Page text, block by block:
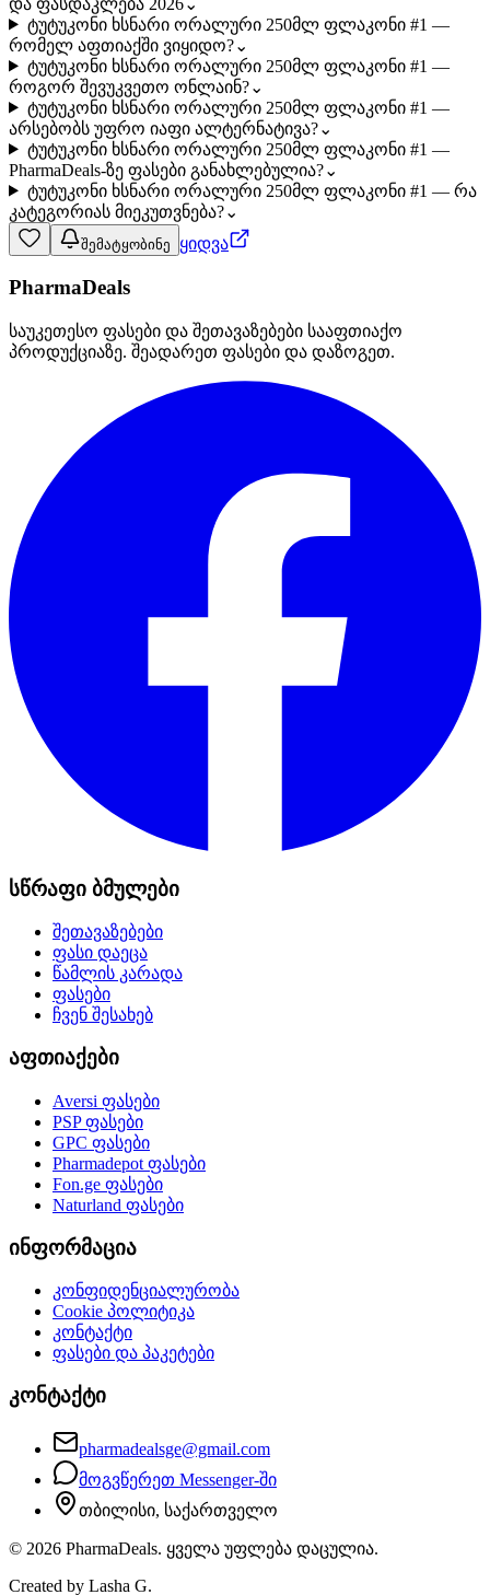
ტუტუკონი ხსნარი ორალური 250მლ ფლაკონი #1 —
რომელ აფთიაქში ვიყიდო?⌄
ტუტუკონი ხსნარი ორალური 250მლ ფლაკონი #1 —
როგორ შევუკვეთო ონლაინ?⌄
ტუტუკონი ხსნარი ორალური 250მლ ფლაკონი #1 —
არსებობს უფრო იაფი ალტერნატივა?⌄
ტუტუკონი ხსნარი ორალური 250მლ ფლაკონი #1 —
PharmaDeals-ზე ფასები განახლებულია?⌄
ტუტუკონი ხსნარი ორალური 250მლ ფლაკონი #1 — რა
კატეგორიას მიეკუთვნება?⌄
შემატყობინე ყიდვა
PharmaDeals
საუკეთესო ფასები და შეთავაზებები სააფთიაქო
პროდუქციაზე. შეადარეთ ფასები და დაზოგეთ.
სწრაფი ბმულები
შეთავაზებები
ფასი დაეცა
წამლის კარადა
ფასები
ჩვენ შესახებ
აფთიაქები
Aversi ფასები
PSPფასები
GPC ფასები
Pharmadepot ფასები
Fon.ge ფასები
Naturland ფასები
ინფორმაცია
კონფიდენციალურობა
Cookie პოლიტიკა
კონტაქტი
ფასები და პაკეტები
კონტაქტი
pharmadealsge@gmail.com
მოგვწერეთ Messenger-ში
თბილისი, საქართველო
© 2026 PharmaDeals. ყველა უფლება დაცულია.
Created by Lasha G.